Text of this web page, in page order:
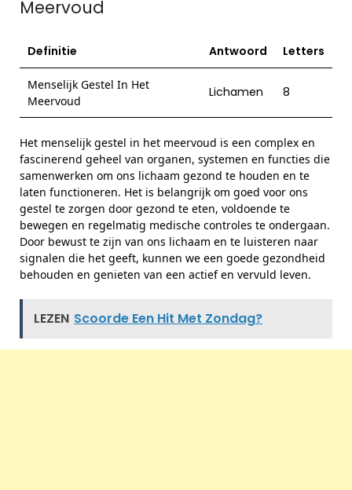
Meervoud
Definitie Antwoord Letters
Menselijk Gestel In Het
Meervoud
Lichamen 8
Het menselijk gestel in het meervoud is een complex en
fascinerend geheel van organen, systemen en functies die
samenwerken om ons lichaam gezond te houden en te
laten functioneren. Het is belangrijk om goed voor ons
gestel te zorgen door gezond te eten, voldoende te
bewegen en regelmatig medische controles te ondergaan.
Door bewust te zijn van ons lichaam en te luisteren naar
signalen die het geeft, kunnen we een goede gezondheid
behouden en genieten van een actief en vervuld leven.
LEZEN Scoorde Een Hit Met Zondag?